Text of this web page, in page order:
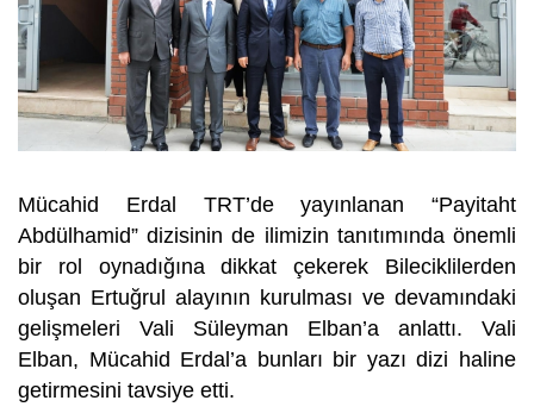
Mücahid Erdal TRT’de yayınlanan “Payitaht
Abdülhamid” dizisinin de ilimizin tanıtımında önemli
bir rol oynadığına dikkat çekerek Bileciklilerden
oluşan Ertuğrul alayının kurulması ve devamındaki
gelişmeleri Vali Süleyman Elban’a anlattı. Vali
Elban, Mücahid Erdal’a bunları bir yazı dizi haline
getirmesini tavsiye etti.